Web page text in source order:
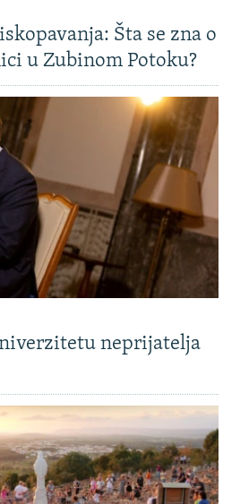
Šta se zna o
u Zubinom Potoku?
neprijatelja